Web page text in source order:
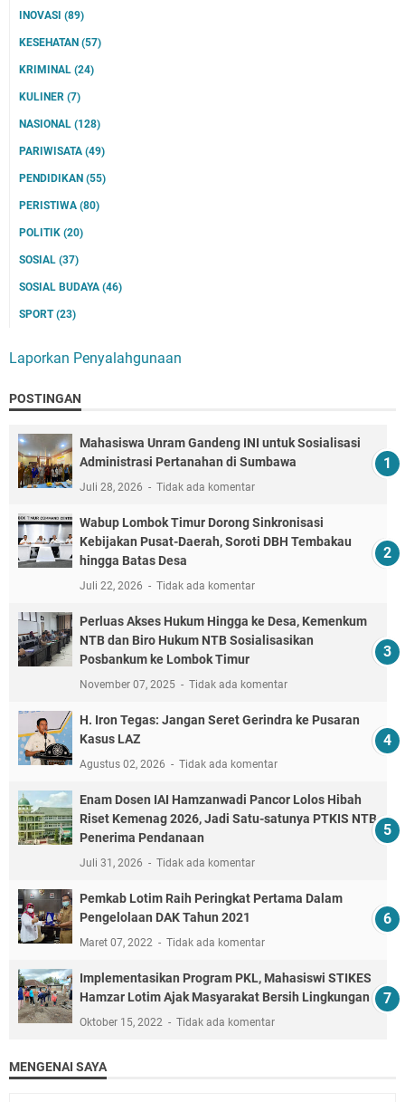
INOVASI (89)
KESEHATAN (57)
KRIMINAL (24)
KULINER (7)
NASIONAL (128)
PARIWISATA (49)
PENDIDIKAN (55)
PERISTIWA (80)
POLITIK (20)
SOSIAL (37)
SOSIAL BUDAYA (46)
SPORT(23)
Laporkan Penyalahgunaan
POSTINGAN
Mahasiswa Unram Gandeng INI untuk Sosialisasi
Administrasi Pertanahan di Sumbawa
Juli 28, 2026 Tidak ada komentar
Wabup Lombok Timur Dorong Sinkronisasi
Kebijakan Pusat-Daerah, Soroti DBH Tembakau
hingga Batas Desa
Juli 22, 2026 Tidak ada komentar
Perluas Akses Hukum Hingga ke Desa, Kemenkum
NTB dan Biro Hukum NTB Sosialisasikan
Posbankum ke Lombok Timur
November 07, 2025 Tidak ada komentar
H. Iron Tegas: Jangan Seret Gerindra ke Pusaran
Kasus LAZ
Agustus 02, 2026 Tidak ada komentar
Enam Dosen IAI Hamzanwadi Pancor Lolos Hibah
Riset Kemenag 2026, Jadi Satu-satunya PTKIS NTB
Penerima Pendanaan
Juli 31, 2026 Tidak ada komentar
Pemkab Lotim Raih Peringkat Pertama Dalam
Pengelolaan DAK Tahun 2021
Maret 07, 2022 Tidak ada komentar
Implementasikan Program PKL, Mahasiswi STIKES
Hamzar Lotim Ajak Masyarakat Bersih Lingkungan
Oktober 15, 2022 Tidak ada komentar
MENGENAI SAYA